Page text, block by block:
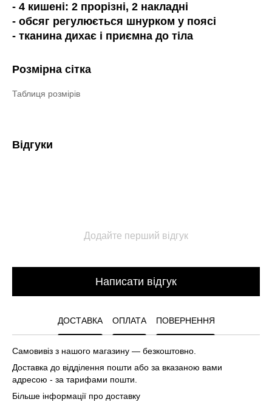
- 4 кишені: 2 прорізні, 2 накладні
- обсяг регулюється шнурком у поясі
- тканина дихає і приємна до тіла
Розмірна сітка
Таблиця розмірів
Відгуки
Додайте перший відгук
Написати відгук
ДОСТАВКА ОПЛАТА ПОВЕРНЕННЯ
Самовивіз з нашого магазину — безкоштовно.
Доставка до відділення пошти або за вказаною вами
адресою - за тарифами пошти.
Більше інформації про доставку